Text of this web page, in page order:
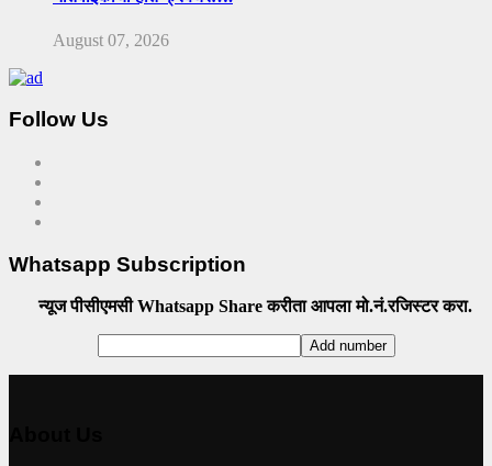
August 07, 2026
Follow Us
Whatsapp Subscription
न्यूज पीसीएमसी Whatsapp Share करीता आपला मो.नं.रजिस्टर करा.